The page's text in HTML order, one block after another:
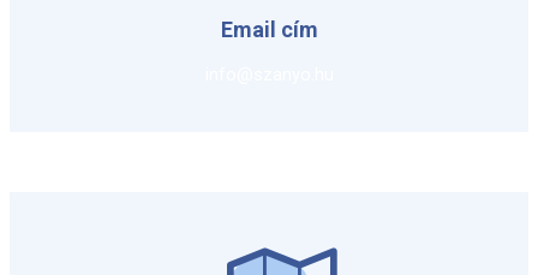
Email cím